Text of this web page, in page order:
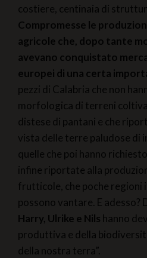
costiere, centinaia di
Compromesse le
agricole che, dopo tante
avevano conquistato
europei di una certa
pezzi di Calabria che non
morfologica di terreni
distese di pantani e che
vista delle terre paludose di
quelle che poi hanno
infine riportate alla
frutticole, che poche regioni
possono vantare. E adesso?
Harry, Ulrike e Nils hanno
produttiva e della
della nostra terra”.